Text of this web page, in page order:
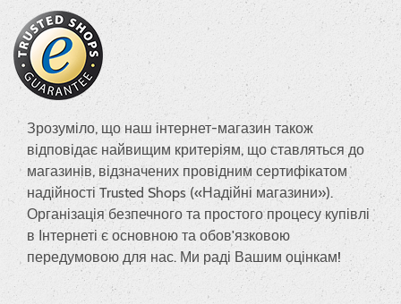
Зрозуміло, що наш інтернет-магазин також
відповідає найвищим критеріям, що ставляться до
магазинів, відзначених провідним сертифікатом
надійності Trusted Shops («Надійні магазини»).
Організація безпечного та простого процесу купівлі
в Інтернеті є основною та обов'язковою
передумовою для нас. Ми раді Вашим оцінкам!